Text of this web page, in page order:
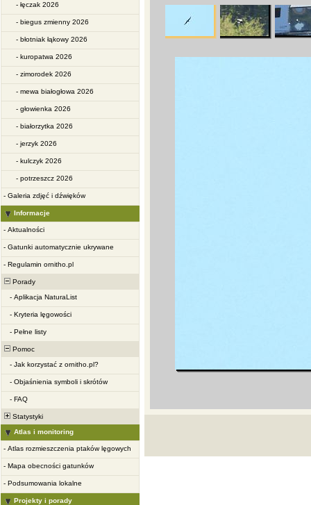
- łęczak 2026
- biegus zmienny 2026
- błotniak łąkowy 2026
- kuropatwa 2026
- zimorodek 2026
- mewa białogłowa 2026
- głowienka 2026
- białorzytka 2026
- jerzyk 2026
- kulczyk 2026
- potrzeszcz 2026
- Galeria zdjęć i dźwięków
Informacje
- Aktualności
- Gatunki automatycznie ukrywane
- Regulamin ornitho.pl
Porady
- Aplikacja NaturaList
- Kryteria lęgowości
- Pełne listy
Pomoc
- Jak korzystać z ornitho.pl?
- Objaśnienia symboli i skrótów
- FAQ
Statystyki
Atlas i monitoring
- Atlas rozmieszczenia ptaków lęgowych
- Mapa obecności gatunków
- Podsumowania lokalne
Projekty i porady